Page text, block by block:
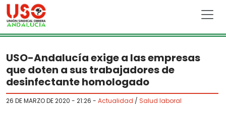
Skip to main content
USO-Andalucía exige a las empresas
que doten a sus trabajadores de
desinfectante homologado
26 DE MARZO DE 2020 - 21:26 - Actualidad / Salud laboral